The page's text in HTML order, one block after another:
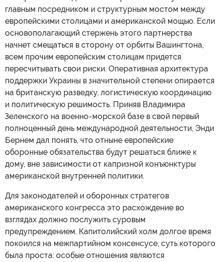
главным посредником и структурным мостом между
европейскими столицами и американской мощью. Если
основополагающий стержень этого партнерства
начнет смещаться в сторону от орбиты Вашингтона,
всем прочим европейским столицам придется
пересчитывать свои риски. Оперативная архитектура
поддержки Украины в значительной степени опирается
на британскую разведку, логистическую координацию
и политическую решимость. Приняв Владимира
Зеленского на военно-морской базе в свой первый
полноценный день международной деятельности, Энди
Бернем дал понять, что отныне европейские
оборонные обязательства будут решаться ближе к
дому, вне зависимости от капризной конъюнктуры
американской внутренней политики.
Для законодателей и оборонных стратегов
американского конгресса это расхождение во
взглядах должно послужить суровым
предупреждением. Капитолийский холм долгое время
покоился на межпартийном консенсусе, суть которого
была проста: особые отношения являются